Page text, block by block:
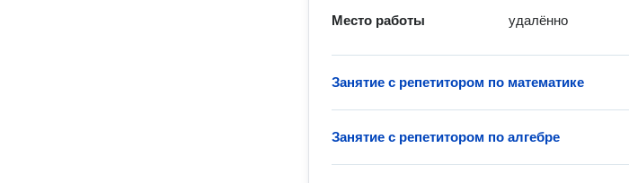
Место работы
удалённо
Занятие с репетитором по математике
Занятие с репетитором по алгебре